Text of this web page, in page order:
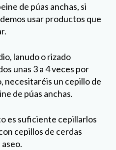
de púas anchas, si
usar productos que
lanudo o rizado
unas 3 a 4 veces por
necesitaréis un cepillo de
de púas anchas.
es suficiente cepillarlos
cepillos de cerdas